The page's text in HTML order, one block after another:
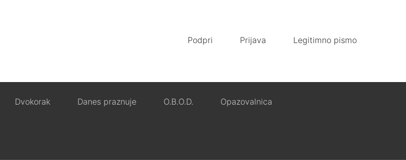
Podpri Prijava Legitimno pismo
Dvokorak Danes praznuje O.B.O.D. Opazovalnica